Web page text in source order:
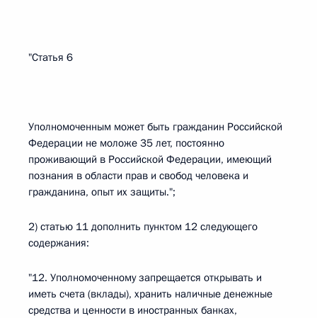
"Статья 6
Уполномоченным может быть гражданин Российской
Федерации не моложе 35 лет, постоянно
проживающий в Российской Федерации, имеющий
познания в области прав и свобод человека и
гражданина, опыт их защиты.";
2) статью 11 дополнить пунктом 12 следующего
содержания:
"12. Уполномоченному запрещается открывать и
иметь счета (вклады), хранить наличные денежные
средства и ценности в иностранных банках,